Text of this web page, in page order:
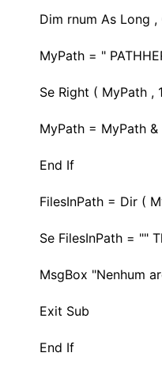
Dim rnum As Long ,
MyPath = "
Se Right ( MyPath ,
MyPath = MyPath &
End If
FilesInPath = Dir (
Se FilesInPath = ""
MsgBox "Nenhum
Exit Sub
End If